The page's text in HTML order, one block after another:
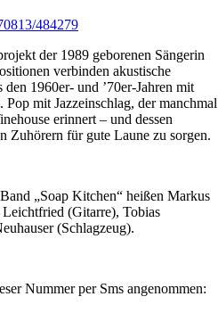
484279
der 1989 geborenen Sängerin
verbinden akustische
1960er- und ’70er-Jahren mit
mit Jazzeinschlag, der manchmal
erinnert – und dessen
Zuhörern für gute Laune zu sorgen.
„Soap Kitchen“ heißen Markus
(Gitarre), Tobias
(Schlagzeug).
Nummer per Sms angenommen: